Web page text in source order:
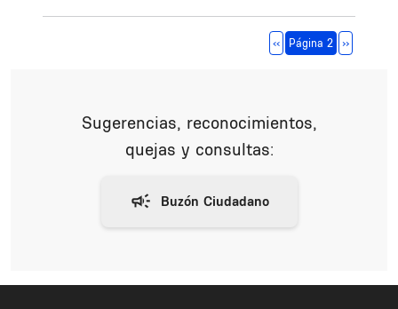
Página anterior
‹‹ Página 2 Siguiente
››
Sugerencias, reconocimientos,
quejas y consultas: